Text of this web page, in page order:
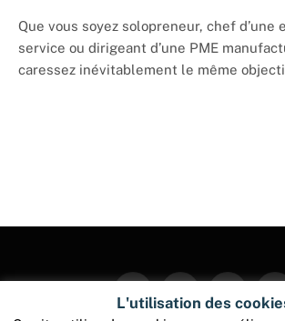
Que vous soyez solopreneur, chef d’une
service ou dirigeant d’une PME
caressez inévitablement le même
FacebookTwitter Instagram
L'utilisation des